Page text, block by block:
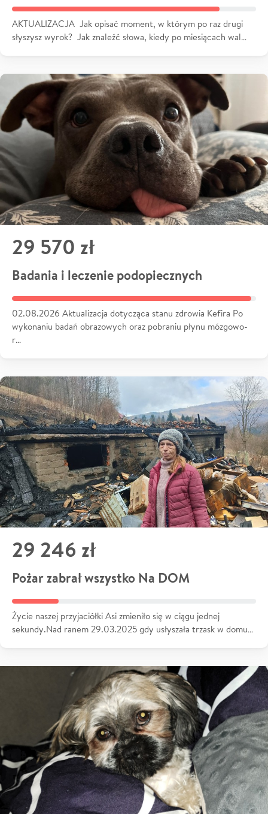
AKTUALIZACJA Jak opisać moment, w którym po raz drugi
słyszysz wyrok? Jak znaleźć słowa, kiedy po miesiącach wal…
29 570 zł
Badania i leczenie podopiecznych
02.08.2026 Aktualizacja dotycząca stanu zdrowia Kefira Po
wykonaniu badań obrazowych oraz pobraniu płynu mózgowo-
r…
29 246 zł
Pożar zabrał wszystko Na DOM
Życie naszej przyjaciółki Asi zmieniło się w ciągu jednej
sekundy.Nad ranem 29.03.2025 gdy usłyszała trzask w domu…